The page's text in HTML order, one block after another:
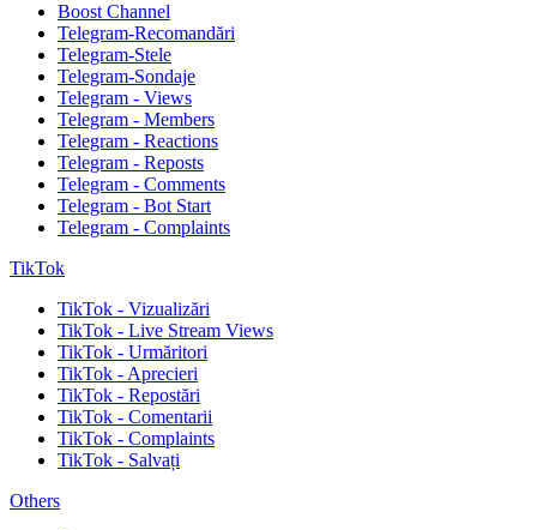
Boost Channel
Telegram-Recomandări
Telegram-Stele
Telegram-Sondaje
Telegram - Views
Telegram - Members
Telegram - Reactions
Telegram - Reposts
Telegram - Comments
Telegram - Bot Start
Telegram - Complaints
TikTok
TikTok - Vizualizări
TikTok - Live Stream Views
TikTok - Urmăritori
TikTok - Aprecieri
TikTok - Repostări
TikTok - Comentarii
TikTok - Complaints
TikTok - Salvați
Others